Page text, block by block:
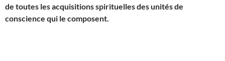
de toutes les acquisitions spirituelles des unités de
conscience qui le composent.